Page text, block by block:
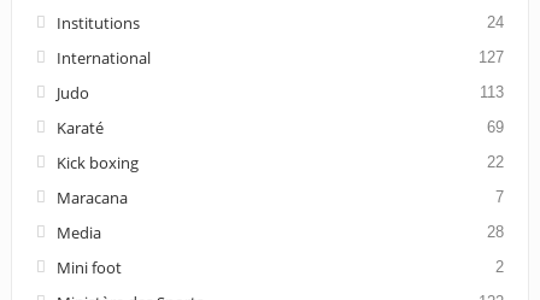
Institutions 24
International 127
Judo 113
Karaté 69
Kick boxing 22
Maracana 7
Media 28
Mini foot 2